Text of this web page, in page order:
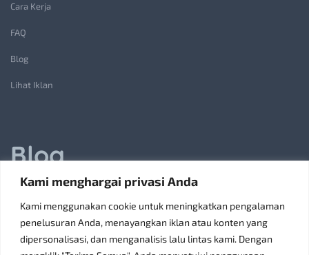
Kami menghargai privasi Anda
Kami menggunakan cookie untuk meningkatkan pengalaman
penelusuran Anda, menayangkan iklan atau konten yang
dipersonalisasi, dan menganalisis lalu lintas kami. Dengan
Cara Kerja
FAQ
Blog
Lihat Iklan
Blog
Jasa Pembuatan Lift Barang: Solusi Transportasi Vertikal
Receiving Parcels and Mail at a Rented Room in Singapore
6 Tips Pilih Oven Listrik Terbaik Sesuai Kebutuhan